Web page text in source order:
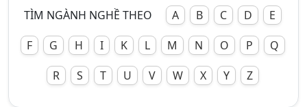
TÌM NGÀNH NGHỀ THEO A B C D
E
F
G H I K L M N O P
Q
R
S T U V W X Y Z